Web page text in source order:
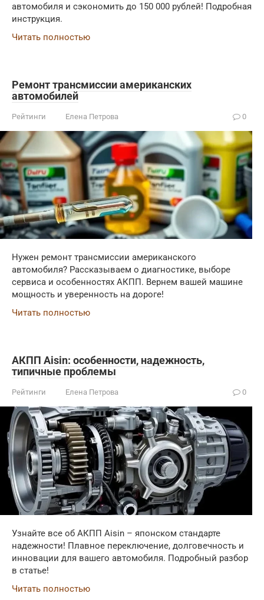
автомобиля и сэкономить до 150 000 рублей! Подробная
инструкция.
Читать полностью
Ремонт трансмиссии американских
автомобилей
Рейтинги Елена Петрова 0
Нужен ремонт трансмиссии американского
автомобиля? Рассказываем о диагностике, выборе
сервиса и особенностях АКПП. Вернем вашей машине
мощность и уверенность на дороге!
Читать полностью
АКПП Aisin: особенности, надежность,
типичные проблемы
Рейтинги Елена Петрова 0
Узнайте все об АКПП Aisin – японском стандарте
надежности! Плавное переключение, долговечность и
инновации для вашего автомобиля. Подробный разбор
в статье!
Читать полностью